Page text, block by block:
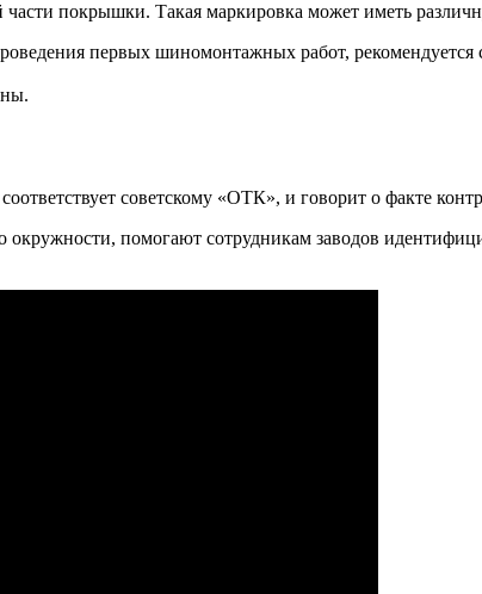
покрышки. Такая маркировка может иметь
первых шиномонтажных работ,
советскому «ОТК», и говорит о факте
помогают сотрудникам заводов